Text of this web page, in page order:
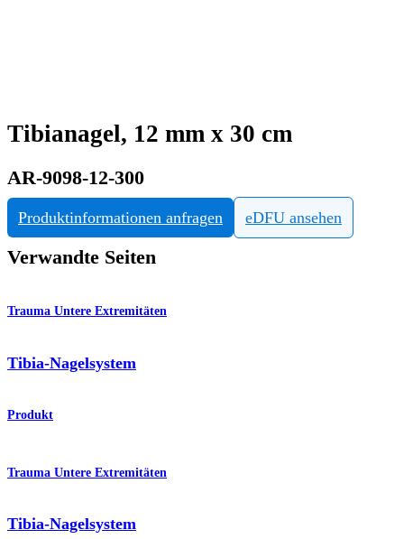
Tibianagel, 12 mm x 30 cm
AR-9098-12-300
Produktinformationen anfragen eDFU ansehen
Verwandte Seiten
Trauma Untere Extremitäten
Tibia-Nagelsystem
Produkt
Trauma Untere Extremitäten
Tibia-Nagelsystem